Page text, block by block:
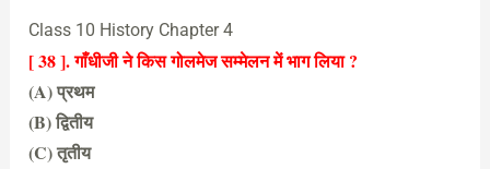
Class 10 History Chapter 4
[ 38 ]. गाँधीजी ने किस गोलमेज सम्मेलन में भाग लिया ?
(A) प्रथम
(B) द्वितीय
(C) तृतीय